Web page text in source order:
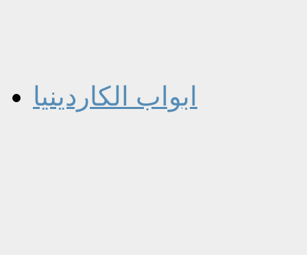
ابواب الكاردينيا